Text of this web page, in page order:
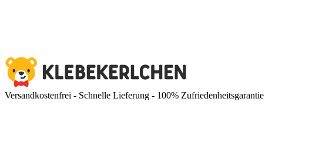
Versandkostenfrei - Schnelle Lieferung - 100% Zufriedenheitsgarantie